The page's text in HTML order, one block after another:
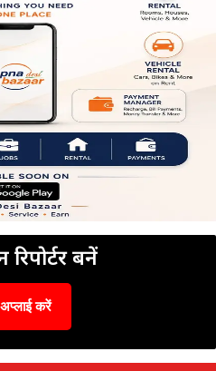
बनें
करें